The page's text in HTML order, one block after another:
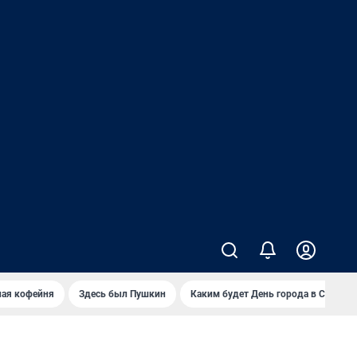
кофейня Здесь был Пушкин Каким будет День города в Самаре